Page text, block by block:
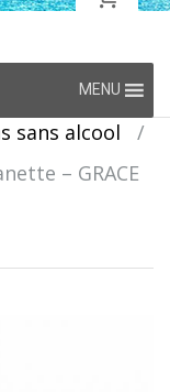
MENU
sans alcool
/
– GRACE